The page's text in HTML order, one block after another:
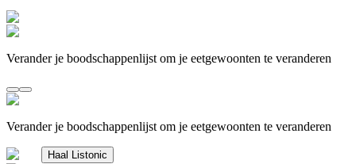
Verander je boodschappenlijst om je eetgewoonten te veranderen
Verander je boodschappenlijst om je eetgewoonten te veranderen
Haal Listonic